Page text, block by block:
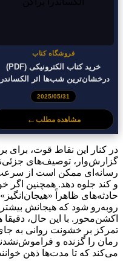
فروشگاه کتاب
خرید کتاب الکترونیکی (PDF)
درخشان‌ترین شب‌ها اثر الکساندرا
براکن
2025/05/31
مشاهده مطلب ←
در کنار این نقاط قوت، برای
گزارش‌وار، توصیف‌های
رسانه‌ای ممکن است از سرعت
و کند جلوه دهد. همچنین اگر
حادثه‌های ظاهراً
روبه‌رو شود که هیجانش
اکشن‌محور. با این حال، دقیقا
تمرکز بر خشونت روانی به
رمان را گزنده و
می‌کند که تا مدت‌ها ذهن